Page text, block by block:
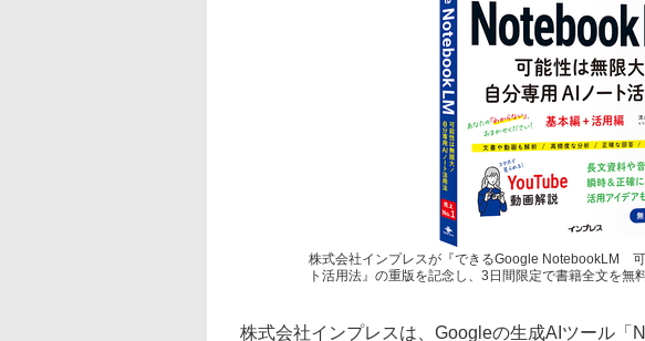
株式会社インプレスが『できるGoogle NotebookLM
ト活用法』の重版を記念し、3日間限定で書籍全文を無
株式会社インプレスは、Googleの生成AIツール「